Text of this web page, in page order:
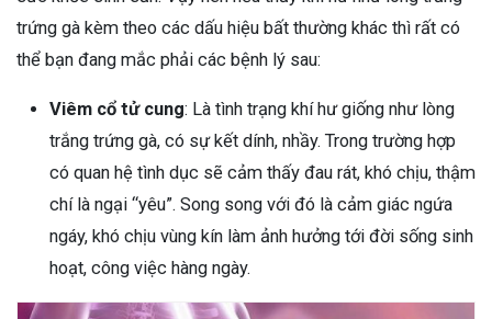
trứng gà kèm theo các dấu hiệu bất thường khác thì rất có
thể bạn đang mắc phải các bệnh lý sau:
Viêm cổ tử cung: Là tình trạng khí hư giống như lòng
trắng trứng gà, có sự kết dính, nhầy. Trong trường hợp
có quan hệ tình dục sẽ cảm thấy đau rát, khó chịu, thậm
chí là ngại “yêu”. Song song với đó là cảm giác ngứa
ngáy, khó chịu vùng kín làm ảnh hưởng tới đời sống sinh
hoạt, công việc hàng ngày.